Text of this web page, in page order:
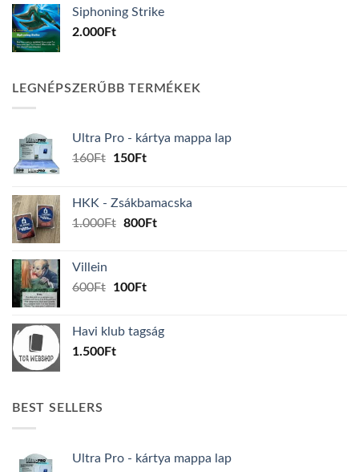
Siphoning Strike
2.000Ft
LEGNÉPSZERŰBB TERMÉKEK
Ultra Pro - kártya mappa lap
160Ft
Original
160Ft.
150FtCurrent
150Ft.
HKK - Zsákbamacska
1.000Ft Original
800FtCurrent
Villein
600Ft
Original
600Ft.
100FtCurrent
100Ft.
Havi klub tagság
1.500Ft
BEST SELLERS
Ultra Pro - kártya mappa lap